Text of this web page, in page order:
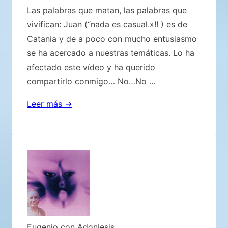
Las palabras que matan, las palabras que
vivifican: Juan (“nada es casual.»!! ) es de
Catania y de a poco con mucho entusiasmo
se ha acercado a nuestras temáticas. Lo ha
afectado este vídeo y ha querido
compartirlo conmigo… No…No …
Las
palabras
que
vivifican
Leer más →